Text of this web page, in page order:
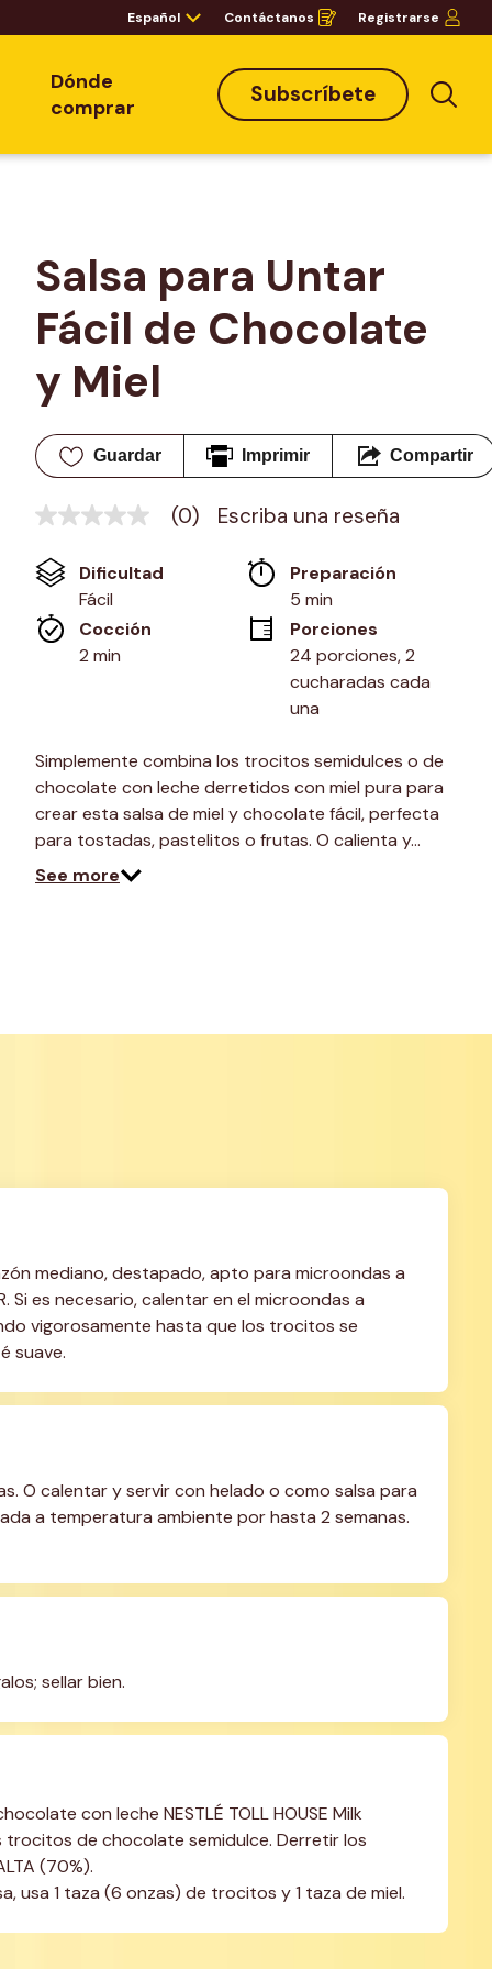
Español Contáctanos
Opens
in
window
Registrarse
Dónde
comprar
Subscríbete
Salsa para Untar
Fácil de Chocolate
y Miel
Guardar Imprimir Compartir
Sin
Enlace
en
misma
página.
(0) Escriba una reseña
Dificultad
Fácil
Preparación
5 min
Cocción
2 min
Porciones
24 porciones, 2
cucharadas cada
una
Simplemente combina los trocitos semidulces o de
chocolate con leche derretidos con miel pura para
crear esta salsa de miel y chocolate fácil, perfecta
para tostadas, pastelitos o frutas. O calienta y…
See more
mediano, destapado, apto para microondas a
Si es necesario, calentar en el microondas a
vigorosamente hasta que los trocitos se
suave.
O calentar y servir con helado o como salsa para
a temperatura ambiente por hasta 2 semanas.
sellar bien.
con leche NESTLÉ TOLL HOUSE Milk
de chocolate semidulce. Derretir los
(70%).
usa 1 taza (6 onzas) de trocitos y 1 taza de miel.